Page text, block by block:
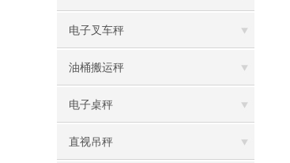
电子叉车秤
油桶搬运秤
电子桌秤
直视吊秤